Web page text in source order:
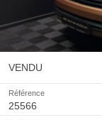
VENDU
Référence
25566